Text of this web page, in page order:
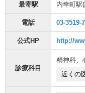
最寄駅 内幸町駅
電話 03-3519-
公式HP http://
診療科目
精神科、
近くの